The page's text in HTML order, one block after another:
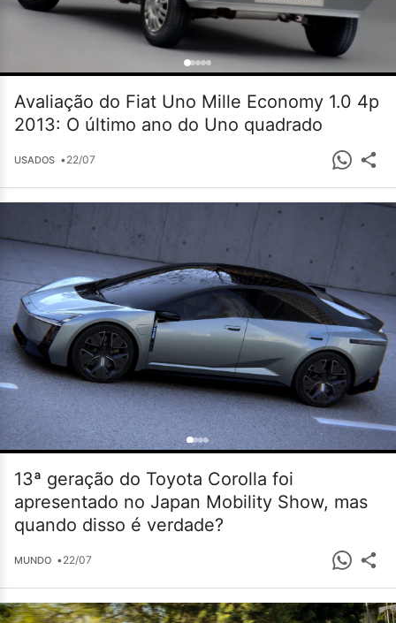
Avaliação do Fiat Uno Mille Economy 1.0 4p
2013: O último ano do Uno quadrado
USADOS •22/07
13ª geração do Toyota Corolla foi
apresentado no Japan Mobility Show, mas
quando disso é verdade?
MUNDO •22/07